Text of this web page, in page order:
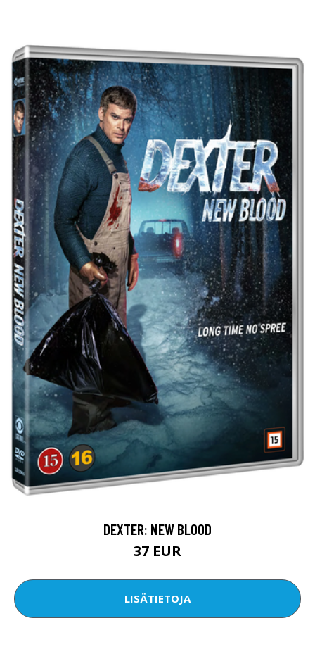
DEXTER: NEW BLOOD
37 EUR
LISÄTIETOJA